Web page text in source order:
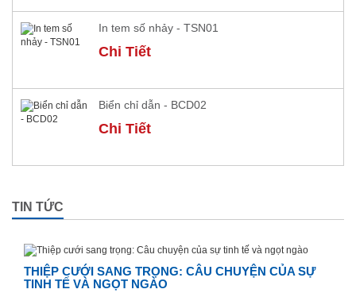
In tem số nhảy - TSN01
Chi Tiết
Biển chỉ dẫn - BCD02
Chi Tiết
TIN TỨC
THIỆP CƯỚI SANG TRỌNG: CÂU CHUYỆN CỦA SỰ
TINH TẾ VÀ NGỌT NGÀO